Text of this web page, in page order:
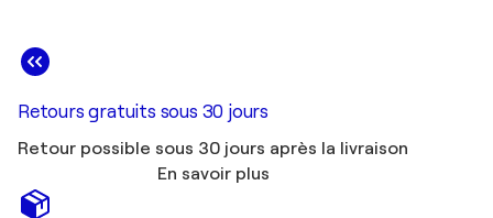
Retours gratuits sous 30 jours
Retour possible sous 30 jours après la livraison
En savoir plus